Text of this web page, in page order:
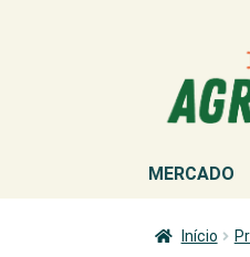
para
para
MERCADO
Início